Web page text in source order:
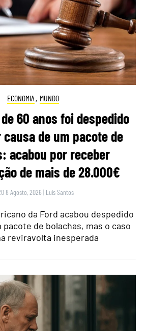
ECONOMIA , MUNDO
60 anos foi despedido
causa de um pacote de
acabou por receber
de mais de 28.000€
8 Agosto, 2026 | Luís Santos
da Ford acabou despedido
pacote de bolachas, mas o caso
reviravolta inesperada